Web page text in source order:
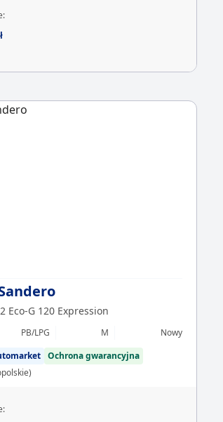
Eco-G 120 Expression
PB/LPG M
Nowy
Ochrona gwarancyjna